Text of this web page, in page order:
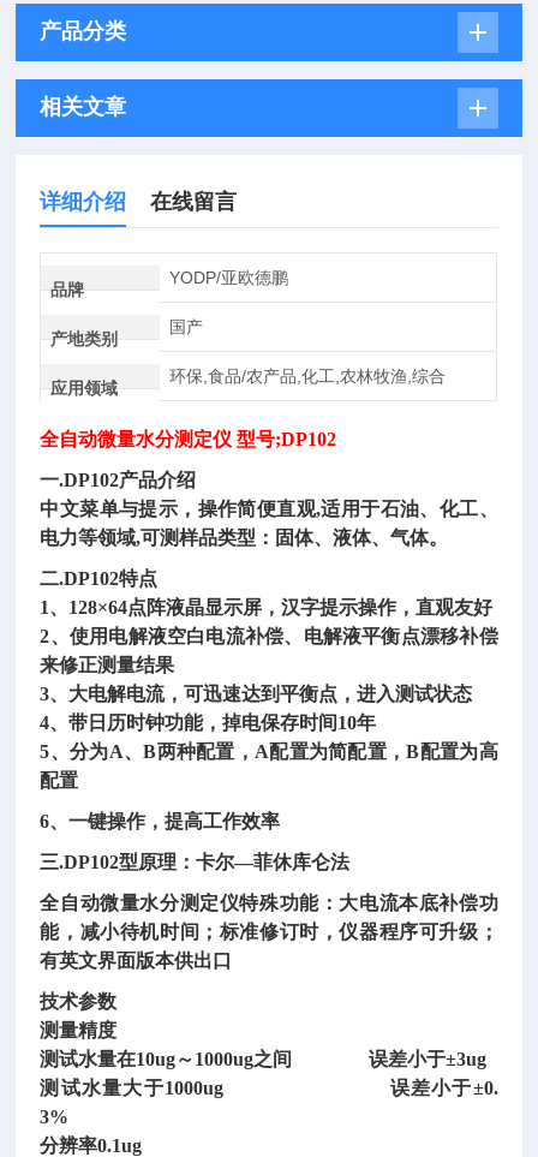
产品分类
相关文章
详细介绍 在线留言
品牌
YODP/亚欧德鹏
产地类别
国产
应用领域
环保,食品/农产品,化工,农林牧渔,综合
全自动微量水分测定仪 型号;DP102
一.DP102产品介绍
中文菜单与提示，操作简便直观,适用于石油、化工、
电力等领域,可测样品类型：固体、液体、气体。
二.DP102特点
1、128×64点阵液晶显示屏，汉字提示操作，直观友好
2、使用电解液空白电流补偿、电解液平衡点漂移补偿
来修正测量结果
3、大电解电流，可迅速达到平衡点，进入测试状态
4、带日历时钟功能，掉电保存时间10年
5、分为A、B两种配置，A配置为简配置，B配置为高
配置
6、一键操作，提高工作效率
三.DP102型原理：卡尔—菲休库仑法
全自动微量水分测定仪特殊功能：大电流本底补偿功
能，减小待机时间；标准修订时，仪器程序可升级；
有英文界面版本供出口
技术参数
测量精度
测试水量在10ug～1000ug之间 误差小于±3ug
测试水量大于1000ug 误差小于±0.
3%
分辨率0.1ug